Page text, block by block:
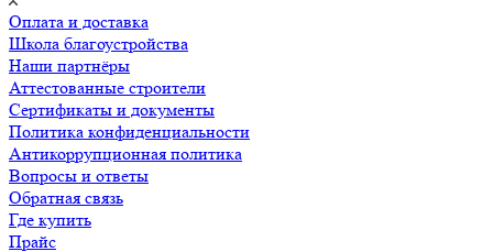
Оплата и доставка
Школа благоустройства
Наши партнёры
Аттестованные строители
Сертификаты и документы
Политика конфиденциальности
Антикоррупционная политика
Вопросы и ответы
Обратная связь
Где купить
Прайс